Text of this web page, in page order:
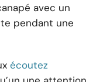
avec un
pendant une
écoutez